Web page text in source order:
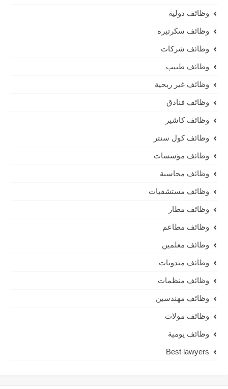
وظائف دولية
وظائف سكرتيره
وظائف شركات
وظائف طبيب
وظائف غير ربحية
وظائف فنادق
وظائف كاشير
وظائف كول سنتر
وظائف مؤسسات
وظائف محاسبة
وظائف مستشفيات
وظائف مطار
وظائف مطاعم
وظائف معلمين
وظائف مندوبات
وظائف منظمات
وظائف مهندسين
وظائف مولات
وظائف يومية
Best lawyers